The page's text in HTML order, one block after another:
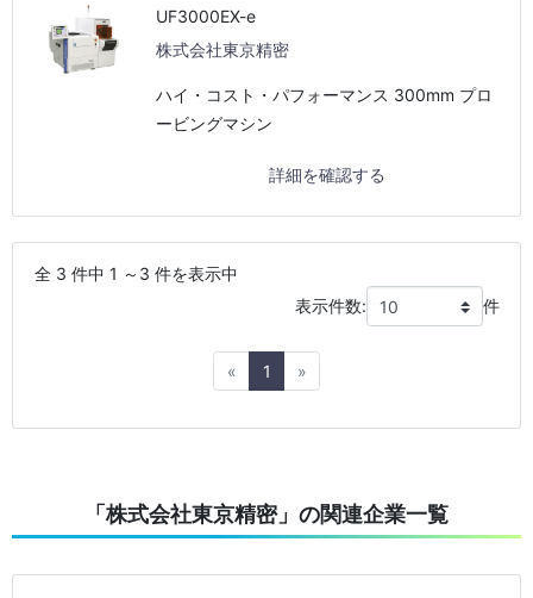
UF3000EX-e
株式会社東京精密
ハイ・コスト・パフォーマンス 300mm プロ
ービングマシン
詳細を確認する
全 3 件中 1 ～3 件を表示中
表示件数:
件
« Previous
1 »Next
「株式会社東京精密」の関連企業一覧